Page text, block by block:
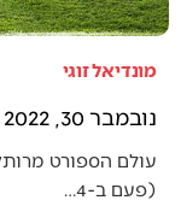
מונדיאל זוגי
נובמבר 30, 2022
עולם הספורט
(פעם ב-4…